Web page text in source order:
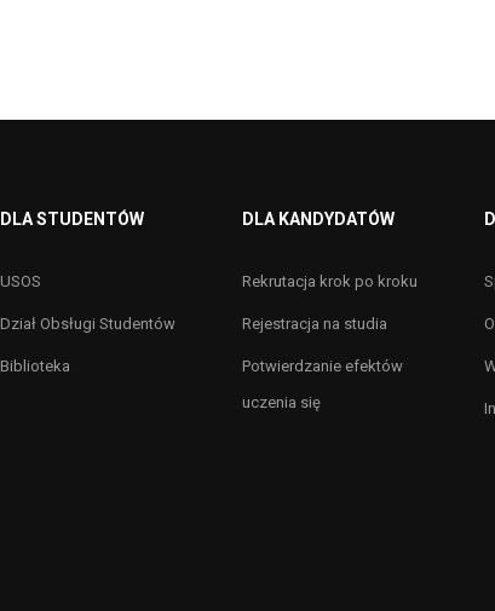
DLA STUDENTÓW
USOS
Dział Obsługi Studentów
Biblioteka
DLA KANDYDATÓW
Rekrutacja krok po kroku
Rejestracja na studia
Potwierdzanie efektów
uczenia się